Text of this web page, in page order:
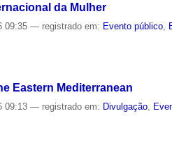
da Mulher
09:35— registrado em: Evento público
Eastern Mediterranean
09:13— registrado em: Divulgação,